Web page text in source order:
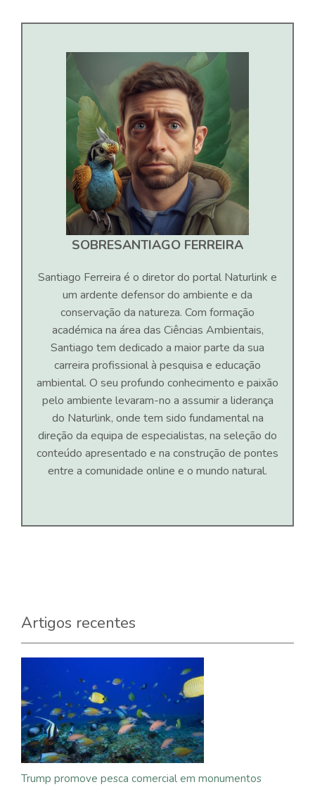
SOBRESANTIAGO FERREIRA
Santiago Ferreira é o diretor do portal Naturlink e
um ardente defensor do ambiente e da
conservação da natureza. Com formação
académica na área das Ciências Ambientais,
Santiago tem dedicado a maior parte da sua
carreira profissional à pesquisa e educação
ambiental. O seu profundo conhecimento e paixão
pelo ambiente levaram-no a assumir a liderança
do Naturlink, onde tem sido fundamental na
direção da equipa de especialistas, na seleção do
conteúdo apresentado e na construção de pontes
entre a comunidade online e o mundo natural.
Artigos recentes
Trump promove pesca comercial em monumentos